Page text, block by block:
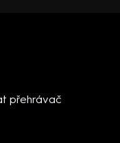
přehrávač